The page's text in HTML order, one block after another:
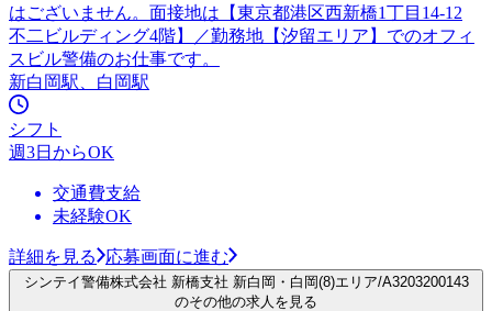
はございません。面接地は【東京都港区西新橋1丁目14-12
不二ビルディング4階】／勤務地【汐留エリア】でのオフィ
スビル警備のお仕事です。
新白岡駅、白岡駅
シフト
週3日からOK
交通費支給
未経験OK
詳細を見る 応募画面に進む
シンテイ警備株式会社 新橋支社 新白岡・白岡(8)エリア/A3203200143
のその他の求人を見る